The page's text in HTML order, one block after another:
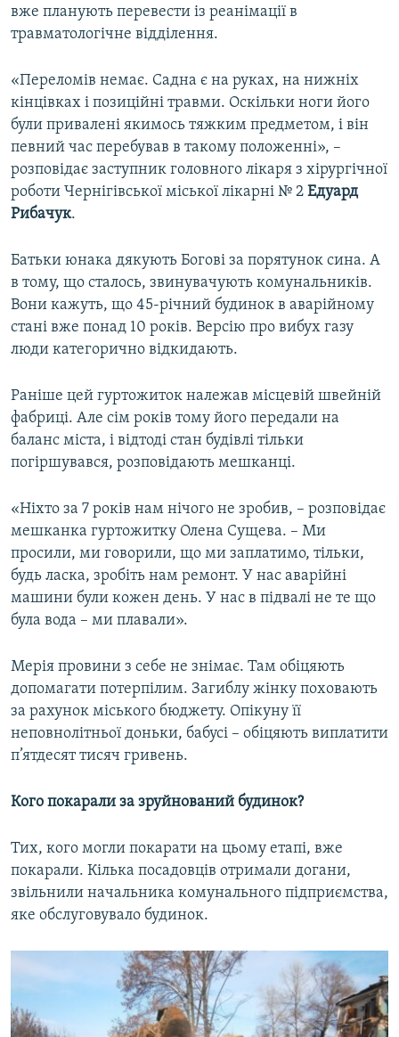
вже планують перевести із реанімації в
травматологічне відділення.
«Переломів немає. Садна є на руках, на нижніх
кінцівках і позиційні травми. Оскільки ноги його
були привалені якимось тяжким предметом, і він
певний час перебував в такому положенні», –
розповідає заступник головного лікаря з хірургічної
роботи Чернігівської міської лікарні № 2 Едуард
Рибачук.
Батьки юнака дякують Богові за порятунок сина. А
в тому, що сталось, звинувачують комунальників.
Вони кажуть, що 45-річний будинок в аварійному
стані вже понад 10 років. Версію про вибух газу
люди категорично відкидають.
Раніше цей гуртожиток належав місцевій швейній
фабриці. Але сім років тому його передали на
баланс міста, і відтоді стан будівлі тільки
погіршувався, розповідають мешканці.
«Ніхто за 7 років нам нічого не зробив, – розповідає
мешканка гуртожитку Олена Сущева. – Ми
просили, ми говорили, що ми заплатимо, тільки,
будь ласка, зробіть нам ремонт. У нас аварійні
машини були кожен день. У нас в підвалі не те що
була вода – ми плавали».
Мерія провини з себе не знімає. Там обіцяють
допомагати потерпілим. Загиблу жінку поховають
за рахунок міського бюджету. Опікуну її
неповнолітньої доньки, бабусі – обіцяють виплатити
п’ятдесят тисяч гривень.
Кого покарали за зруйнований будинок?
Тих, кого могли покарати на цьому етапі, вже
покарали. Кілька посадовців отримали догани,
звільнили начальника комунального підприємства,
яке обслуговувало будинок.